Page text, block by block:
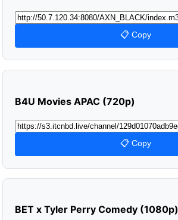
📋 Copy
B4U Movies APAC (720p)
📋 Copy
BET x Tyler Perry Comedy (1080p)